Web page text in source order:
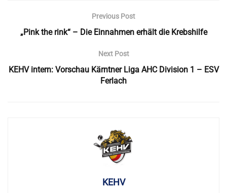
Previous Post
„Pink the rink“ – Die Einnahmen erhält die Krebshilfe
Next Post
KEHV intern: Vorschau Kärntner Liga AHC Division 1 – ESV
Ferlach
KEHV